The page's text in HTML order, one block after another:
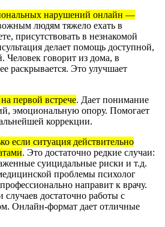
нарушений онлайн —
людям тяжело ехать в
присутствовать в незнакомой
делает помощь доступной,
Человек говорит из дома, в
раскрывается. Это улучшает
первой встрече. Дает понимание
эмоциональную опору. Помогает
коррекции.
если ситуация действительно
. Это достаточно редкие случаи:
суицидальные риски и т.д.
проблемы психолог
направит к врачу.
случаев достаточно работы с
Онлайн-формат дает отличные